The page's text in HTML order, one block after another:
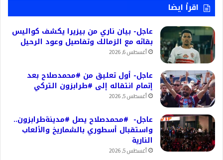
اقرأ ايضا
عاجل- بيان ناري من بيزيرا يكشف كواليس
بقائه مع الزمالك وتفاصيل وعود الرحيل
أغسطس 6, 2026
عاجل- أول تعليق من #محمدصلاح بعد
إتمام انتقاله إلى #طرابزون التركي
أغسطس 5, 2026
عاجل- #محمدصلاح يصل #مدينةطرابزون..
واستقبال أسطوري بالشماريخ والألعاب
النارية
أغسطس 5, 2026